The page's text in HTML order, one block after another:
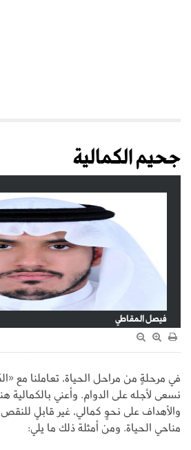
جحيم الكمالية
فيصل المقاطي
في مرحلةٍ من مراحل الحياة، تعاملنا مع
نسعى لأجله على الدوام. وأعني بالكمالية
والأهداف على نحوٍ كمالي، غير قابلٍ
مناحي الحياة. ومن أمثلة ذلك ما يلي: